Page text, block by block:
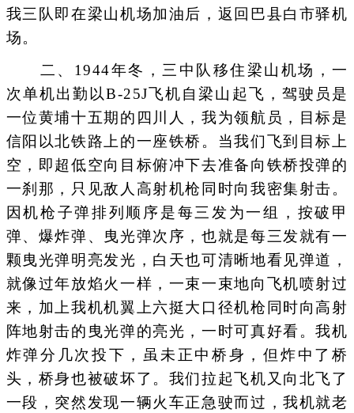
我三队即在梁山机场加油后，返回巴县白市驿机
场。
二、1944年冬，三中队移住梁山机场，一
次单机出勤以B-25J飞机自梁山起飞，驾驶员是
一位黄埔十五期的四川人，我为领航员，目标是
信阳以北铁路上的一座铁桥。当我们飞到目标上
空，即超低空向目标俯冲下去准备向铁桥投弹的
一刹那，只见敌人高射机枪同时向我密集射击。
因机枪子弹排列顺序是每三发为一组，按破甲
弹、爆炸弹、曳光弹次序，也就是每三发就有一
颗曳光弹明亮发光，白天也可清晰地看见弹道，
就像过年放焰火一样，一束一束地向飞机喷射过
来，加上我机机翼上六挺大口径机枪同时向高射
阵地射击的曳光弹的亮光，一时可真好看。我机
炸弹分几次投下，虽未正中桥身，但炸中了桥
头，桥身也被破坏了。我们拉起飞机又向北飞了
一段，突然发现一辆火车正急驶而过，我机就老